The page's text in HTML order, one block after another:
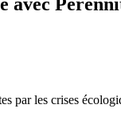
par les crises